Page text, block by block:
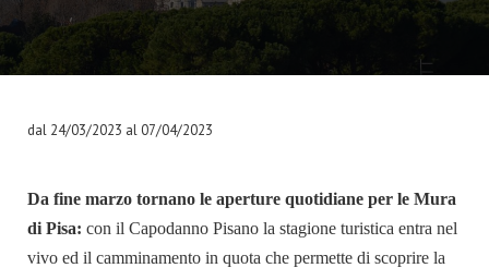
dal 24/03/2023 al 07/04/2023
Da fine marzo tornano le aperture quotidiane per le Mura
di Pisa: con il Capodanno Pisano la stagione turistica entra nel
vivo ed il camminamento in quota che permette di scoprire la